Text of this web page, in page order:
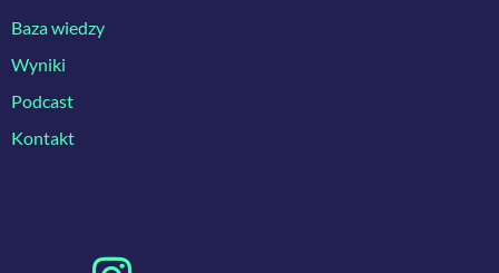
Baza wiedzy
Wyniki
Podcast
Kontakt